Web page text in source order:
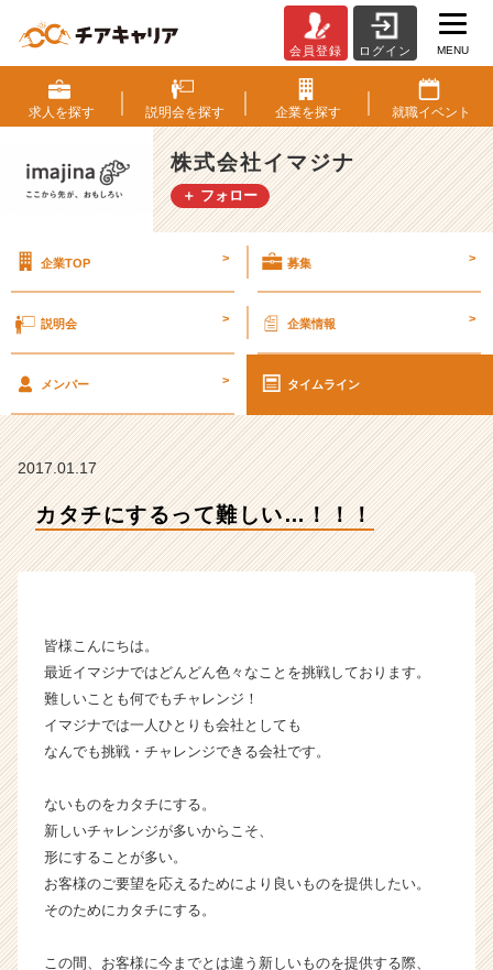
タ
チ
に
す
る
っ
い…！！！
会
タ
ム
ベ
ン
チ
ャ
成
長
か
ら
カ
会員登録 ログイン MENU
求人を探す 説明会を探す 企業を探す 就職イベント
株式会社イマジナ
＋ フォロー
企業TOP > 募集 >
説明会 > 企業情報 >
メンバー > タイムライン
2017.01.17
カタチにするって難しい…！！！
皆様こんにちは。
最近イマジナではどんどん色々なことを挑戦しております。
難しいことも何でもチャレンジ！
イマジナでは一人ひとりも会社としても
なんでも挑戦・チャレンジできる会社です。
ないものをカタチにする。
新しいチャレンジが多いからこそ、
形にすることが多い。
お客様のご要望を応えるためにより良いものを提供したい。
そのためにカタチにする。
この間、お客様に今までとは違う新しいものを提供する際、